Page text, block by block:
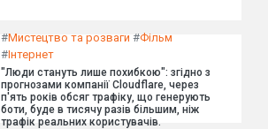
#Мистецтво та розваги #Фільм
#Інтернет
"Люди стануть лише похибкою": згідно з
прогнозами компанії Cloudflare, через
п'ять років обсяг трафіку, що генерують
боти, буде в тисячу разів більшим, ніж
трафік реальних користувачів.